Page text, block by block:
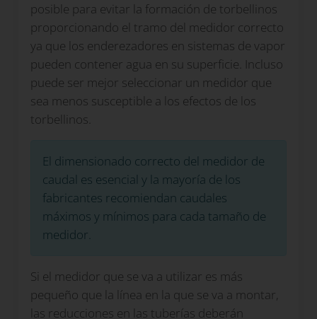
posible para evitar la formación de torbellinos
proporcionando el tramo del medidor correcto
ya que los enderezadores en sistemas de vapor
pueden contener agua en su superficie. Incluso
puede ser mejor seleccionar un medidor que
sea menos susceptible a los efectos de los
torbellinos.
El dimensionado correcto del medidor de
caudal es esencial y la mayoría de los
fabricantes recomiendan caudales
máximos y mínimos para cada tamaño de
medidor.
Si el medidor que se va a utilizar es más
pequeño que la línea en la que se va a montar,
las reducciones en las tuberías deberán